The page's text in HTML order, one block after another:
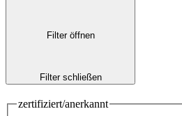
Filter öffnen
Filter schließen
zertifiziert/anerkannt